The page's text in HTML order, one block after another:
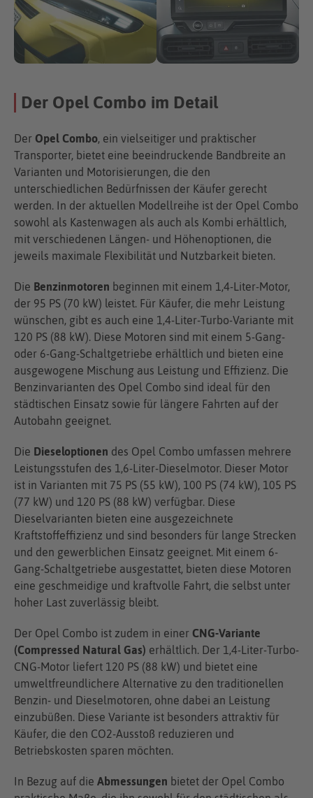
Der Opel Combo im Detail
Der Opel Combo, ein vielseitiger und praktischer
Transporter, bietet eine beeindruckende Bandbreite an
Varianten und Motorisierungen, die den
unterschiedlichen Bedürfnissen der Käufer gerecht
werden. In der aktuellen Modellreihe ist der Opel Combo
sowohl als Kastenwagen als auch als Kombi erhältlich,
mit verschiedenen Längen- und Höhenoptionen, die
jeweils maximale Flexibilität und Nutzbarkeit bieten.
Die Benzinmotoren beginnen mit einem 1,4-Liter-Motor,
der 95 PS (70 kW) leistet. Für Käufer, die mehr Leistung
wünschen, gibt es auch eine 1,4-Liter-Turbo-Variante mit
120 PS (88 kW). Diese Motoren sind mit einem 5-Gang-
oder 6-Gang-Schaltgetriebe erhältlich und bieten eine
ausgewogene Mischung aus Leistung und Effizienz. Die
Benzinvarianten des Opel Combo sind ideal für den
städtischen Einsatz sowie für längere Fahrten auf der
Autobahn geeignet.
Die Dieseloptionen des Opel Combo umfassen mehrere
Leistungsstufen des 1,6-Liter-Dieselmotor. Dieser Motor
ist in Varianten mit 75 PS (55 kW), 100 PS (74 kW), 105 PS
(77 kW) und 120 PS (88 kW) verfügbar. Diese
Dieselvarianten bieten eine ausgezeichnete
Kraftstoffeffizienz und sind besonders für lange Strecken
und den gewerblichen Einsatz geeignet. Mit einem 6-
Gang-Schaltgetriebe ausgestattet, bieten diese Motoren
eine geschmeidige und kraftvolle Fahrt, die selbst unter
hoher Last zuverlässig bleibt.
Der Opel Combo ist zudem in einer CNG-Variante
(Compressed Natural Gas) erhältlich. Der 1,4-Liter-Turbo-
CNG-Motor liefert 120 PS (88 kW) und bietet eine
umweltfreundlichere Alternative zu den traditionellen
Benzin- und Dieselmotoren, ohne dabei an Leistung
einzubüßen. Diese Variante ist besonders attraktiv für
Käufer, die den CO2-Ausstoß reduzieren und
Betriebskosten sparen möchten.
In Bezug auf die Abmessungen bietet der Opel Combo